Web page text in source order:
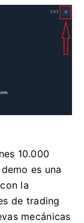
10.000
es una
la
de trading
mecánicas